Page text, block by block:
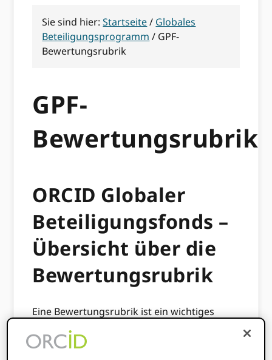
Sie sind hier:Startseite/ Globales
Beteiligungsprogramm / GPF-
Bewertungsrubrik
GPF-
Bewertungsrubrik
ORCID Globaler
Beteiligungsfonds –
Übersicht über die
Bewertungsrubrik
Eine Bewertungsrubrik ist ein wichtiges
bei der Auswahl der geförderten Vorschläge